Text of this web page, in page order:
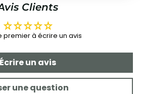
Clients
premier à écrire un avis
Écrire un avis
une question